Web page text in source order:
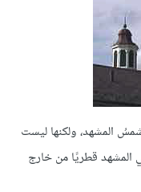
المشهد، ولكنها ليست
قطريًا من خارج